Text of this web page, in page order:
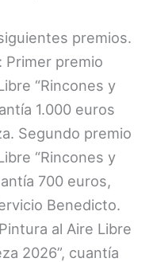
premios.
Primer premio
“Rincones y
1.000 euros
Segundo premio
“Rincones y
700 euros,
Benedicto.
al Aire Libre
2026”, cuantía